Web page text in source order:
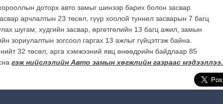
доторх авто замыг шинээр барих болон засвар
арчлалтын 23 төсөл, гүүр хоолой туннел засварын 7 багц
шугам, худгийн засвар, өргөтгөлийн 13 багц ажил, замын
зориулалтын зогсоол гаргах 13 ажлыг гүйцэтгэж байна.
32 төсөл, арга хэмжээний явц өнөөдрийн байдлаар 85
гэж нийслэлийн Авто замын хөгжлийн газраас мэдээллээ.